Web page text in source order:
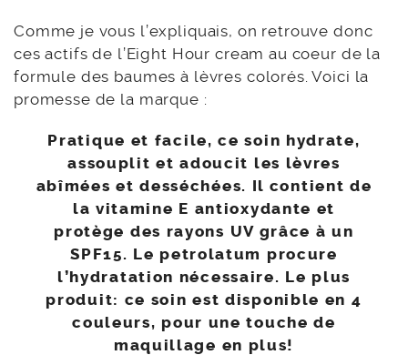
Comme je vous l’expliquais, on retrouve donc
ces actifs de l’Eight Hour cream au coeur de la
formule des baumes à lèvres colorés. Voici la
promesse de la marque :
Pratique et facile, ce soin hydrate,
assouplit et adoucit les lèvres
abîmées et desséchées. Il contient de
la vitamine E antioxydante et
protège des rayons UV grâce à un
SPF15. Le petrolatum procure
l’hydratation nécessaire. Le plus
produit: ce soin est disponible en 4
couleurs, pour une touche de
maquillage en plus!